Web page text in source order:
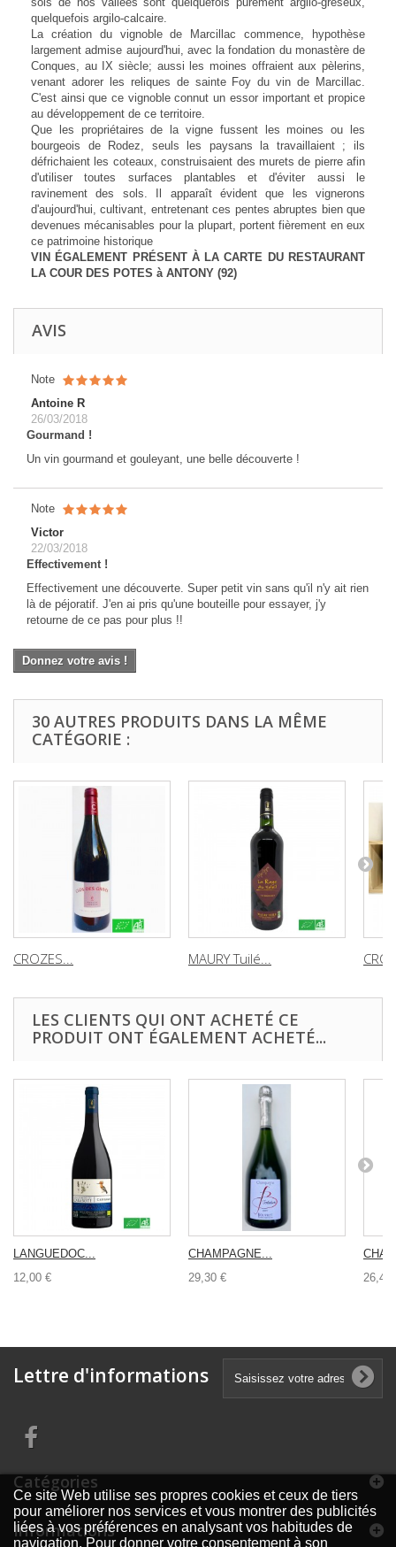
quelquefois argilo-calcaire.
La création du vignoble de Marcillac commence, hypothèse
largement admise aujourd'hui, avec la fondation du monastère de
Conques, au IX siècle; aussi les moines offraient aux pèlerins,
venant adorer les reliques de sainte Foy du vin de Marcillac.
C'est ainsi que ce vignoble connut un essor important et propice
au développement de ce territoire.
Que les propriétaires de la vigne fussent les moines ou les
bourgeois de Rodez, seuls les paysans la travaillaient ; ils
défrichaient les coteaux, construisaient des murets de pierre afin
d'utiliser toutes surfaces plantables et d'éviter aussi le
ravinement des sols. Il apparaît évident que les vignerons
d'aujourd'hui, cultivant, entretenant ces pentes abruptes bien que
devenues mécanisables pour la plupart, portent fièrement en eux
ce patrimoine historique
VIN ÉGALEMENT PRÉSENT À LA CARTE DU RESTAURANT
LA COUR DES POTES à ANTONY (92)
AVIS
Note
Antoine R
26/03/2018
Gourmand !
Un vin gourmand et gouleyant, une belle découverte !
Note
Victor
22/03/2018
Effectivement !
Effectivement une découverte. Super petit vin sans qu'il n'y ait rien
là de péjoratif. J'en ai pris qu'une bouteille pour essayer, j'y
retourne de ce pas pour plus !!
Donnez votre avis !
30 AUTRES PRODUITS DANS LA MÊME
CATÉGORIE :
CROZES... MAURY Tuilé...
LES CLIENTS QUI ONT ACHETÉ CE
PRODUIT ONT ÉGALEMENT ACHETÉ...
LANGUEDOC...
12,00 €
CHAMPAGNE...
29,30 €
26,40
Lettre d'informations
Catégories
Informations
Ce site Web utilise ses propres cookies et ceux de tiers
pour améliorer nos services et vous montrer des publicités
liées à vos préférences en analysant vos habitudes de
navigation. Pour donner votre consentement à son